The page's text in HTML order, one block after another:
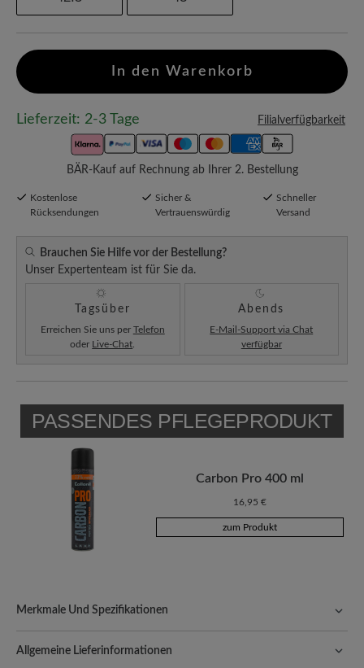
In den Warenkorb
Lieferzeit: 2-3 Tage Filialverfügbarkeit
BÄR-Kauf auf Rechnung ab Ihrer 2. Bestellung
Kostenlose
Rücksendungen
Sicher &
Vertrauenswürdig
Schneller
Versand
Brauchen Sie Hilfe vor der Bestellung?
Unser Expertenteam ist für Sie da.
Tagsüber
Erreichen Sie uns per Telefon
oder Live-Chat
Abends
E-Mail-Support via Chat
verfügbar
PASSENDES PFLEGEPRODUKT
Carbon Pro 400 ml
16,95 €
zum Produkt
Merkmale Und Spezifikationen
Natürlich geformte Schuhe, handgefertigt hergestellt.
Allgemeine Lieferinformationen